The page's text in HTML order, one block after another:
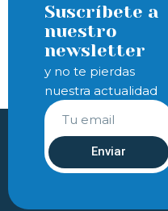
Suscríbete a
nuestro
newsletter
y no te pierdas
nuestra actualidad
Enviar